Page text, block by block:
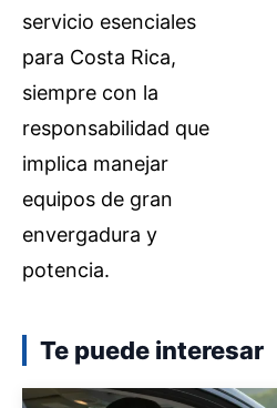
servicio esenciales
para Costa Rica,
siempre con la
responsabilidad que
implica manejar
equipos de gran
envergadura y
potencia.
Te puede interesar